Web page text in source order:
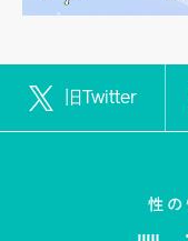
旧Twitter